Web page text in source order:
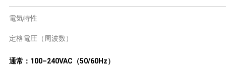
電気特性
定格電圧（周波数）
通常：100–240VAC（50/60Hz）